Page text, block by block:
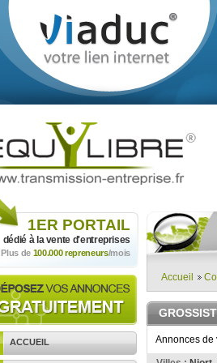
1ER PORTAIL
dédié à la vente d'entreprises
Plus de 100.000 repreneurs/mois
ACCUEIL
Accueil
Annonces de